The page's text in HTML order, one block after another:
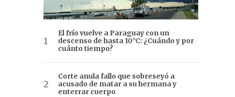
El frío vuelve a Paraguay con un
descenso de hasta 10°C: ¿Cuándo y por
cuánto tiempo?
Corte anula fallo que sobreseyó a
acusado de matar a su hermana y
enterrar cuerpo